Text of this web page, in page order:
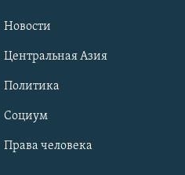
Новости
Центральная Азия
Политика
Социум
Права человека